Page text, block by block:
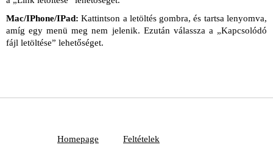
Mac/IPhone/IPad: Kattintson a letöltés gombra, és tartsa lenyomva,
amíg egy menü meg nem jelenik. Ezután válassza a „Kapcsolódó
fájl letöltése” lehetőséget.
Homepage Feltételek